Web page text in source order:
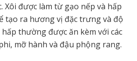
Xôi được làm từ gạo nếp và hấp
tạo ra hương vị đặc trưng và độ
thường được ăn kèm với các
mỡ hành và đậu phộng rang.